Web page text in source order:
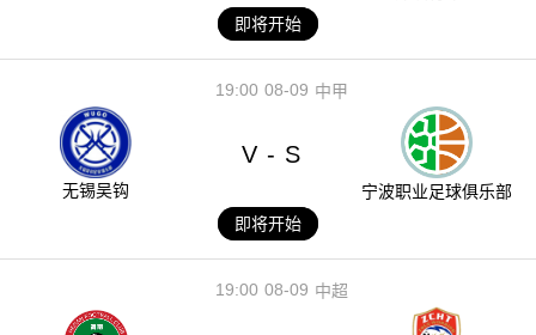
即将开始
08-09
19:00 中甲
无锡吴钩
V - S
宁波职业足球俱乐部
即将开始
08-09
19:00 中超